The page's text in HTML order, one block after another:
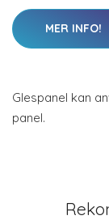
MER INFO!
Glespanel kan
panel.